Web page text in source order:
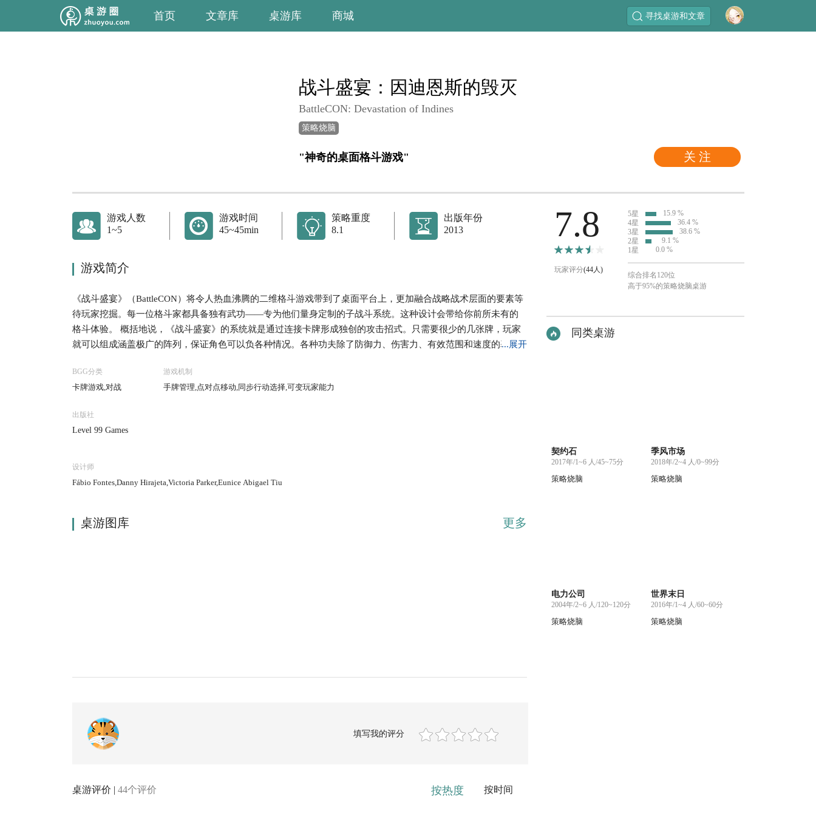
首页 文章库 桌游库 商城 寻找桌游和文章
关 注
战斗盛宴：因迪恩斯的毁灭
BattleCON: Devastation of Indines
策略烧脑
"神奇的桌面格斗游戏"
游戏人数
1~5
游戏时间
45~45min
策略重度
8.1
出版年份
2013
游戏简介
《战斗盛宴》（BattleCON）将令人热血沸腾的二维格斗游戏带到了桌面平台上，更加融合战略战术层面的要素等
待玩家挖掘。每一位格斗家都具备独有武功——专为他们量身定制的子战斗系统。这种设计会带给你前所未有的
格斗体验。 概括地说，《战斗盛宴》的系统就是通过连接卡牌形成独创的攻击招式。只需要很少的几张牌，玩家
就可以组成涵盖极广的阵列，保证角色可以负各种情况。各种功夫除了防御力、伤害力、有效范围和速度的基础
...展开
BGG分类
卡牌游戏,对战
游戏机制
手牌管理,点对点移动,同步行动选择,可变玩家能力
出版社
Level 99 Games
设计师
Fábio Fontes,Danny Hirajeta,Victoria Parker,Eunice Abigael Tiu
桌游图库 更多
填写我的评分
桌游评价 | 44个评价 按热度 按时间
7.8
玩家评分(44人)
5星
15.9 %
4星
36.4 %
3星
38.6 %
2星
9.1 %
1星
0.0 %
综合排名120位
高于95%的策略烧脑桌游
同类桌游
契约石
2017年/1~6 人/45~75分
策略烧脑
季风市场
2018年/2~4 人/0~99分
策略烧脑
电力公司
2004年/2~6 人/120~120分
策略烧脑
世界末日
2016年/1~4 人/60~60分
策略烧脑